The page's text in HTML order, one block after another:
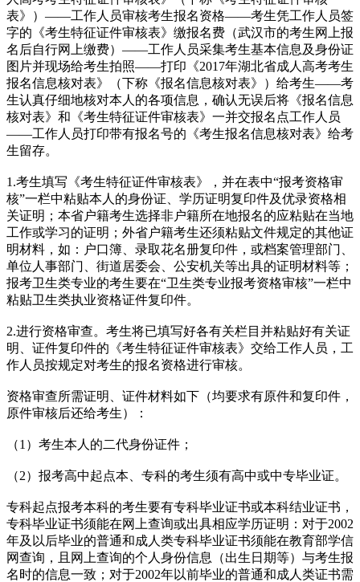
表》）——工作人员审核考生报名资格——考生凭工作人员签
字的《考生特征证件审核表》缴报名费（武汉市的考生网上报
名后自行网上缴费）——工作人员采集考生基本信息及身份证
图片并现场给考生拍照——打印《2017年湖北省成人高考考生
报名信息核对表》（下称《报名信息核对表》）给考生——考
生认真仔细地核对本人的各项信息，确认无误后将《报名信息
核对表》和《考生特征证件审核表》一并交报名点工作人员
——工作人员打印带有报名号的《考生报名信息核对表》给考
生留存。
1.考生填写《考生特征证件审核表》，并在表中“报考资格审
核”一栏中粘贴本人的身份证、学历证明复印件及优录资格相
关证明；本省户籍考生选择非户籍所在地报名的应粘贴在当地
工作或学习的证明；外省户籍考生还须粘贴文件规定的其他证
明材料，如：户口簿、录取花名册复印件，或档案管理部门、
单位人事部门、街道居委会、公安机关等出具的证明材料等；
报考卫生类专业的考生要在“卫生类专业报考资格审核”一栏中
粘贴卫生类执业资格证件复印件。
2.进行资格审查。考生将已填写好各有关栏目并粘贴好有关证
明、证件复印件的《考生特征证件审核表》交给工作人员，工
作人员按规定对考生的报名资格进行审核。
资格审查所需证明、证件材料如下（均要求有原件和复印件，
原件审核后还给考生）：
（1）考生本人的二代身份证件；
（2）报考高中起点本、专科的考生须有高中或中专毕业证。
专科起点报考本科的考生要有专科毕业证书或本科结业证书，
专科毕业证书须能在网上查询或出具相应学历证明：对于2002
年及以后毕业的普通和成人类专科毕业证书须能在教育部学信
网查询，且网上查询的个人身份信息（出生日期等）与考生报
名时的信息一致；对于2002年以前毕业的普通和成人类证书需